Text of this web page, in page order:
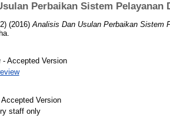
Perbaikan Sistem Pelayanan
(2016) Analisis Dan Usulan Perbaikan Sistem
- Accepted Version
Version
staff only